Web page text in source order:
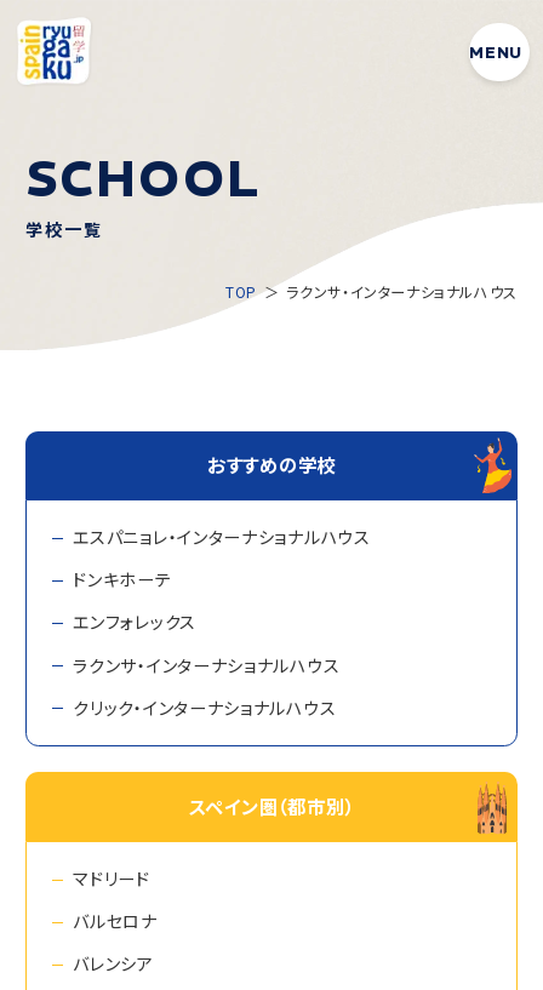
MENU
SCHOOL
学校一覧
TOP ラクンサ・インターナショナルハウス
おすすめの学校
エスパニョレ・インターナショナルハウス
ドンキホーテ
エンフォレックス
ラクンサ・インターナショナルハウス
クリック・インターナショナルハウス
スペイン圏（都市別）
マドリード
バルセロナ
バレンシア